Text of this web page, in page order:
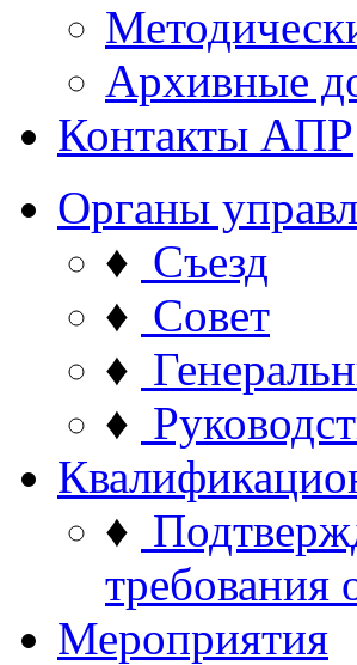
Архивные
Контакты АПР
Органы
♦ Съезд
♦ Совет
♦
♦
♦
Мероприятия